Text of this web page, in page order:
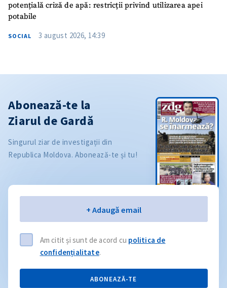
potențială criză de apă: restricții privind utilizarea apei
potabile
SOCIAL 3 august 2026, 14:39
Abonează-te la
Ziarul de Gardă
Singurul ziar de investigații din
Republica Moldova. Abonează-te și tu!
+ Adaugă email
Am citit și sunt de acord cu politica de
confidențialitate.
ABONEAZĂ-TE